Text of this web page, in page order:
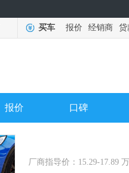
买车 报价 经销商 贷
报价 口碑
厂商指导价： 15.29-17.89 万